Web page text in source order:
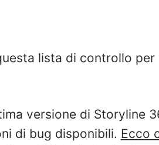
lista di controllo
versione di Storyline
di bug disponibili. Ecco